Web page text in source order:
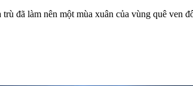
đã làm nên một mùa xuân của vùng quê ven